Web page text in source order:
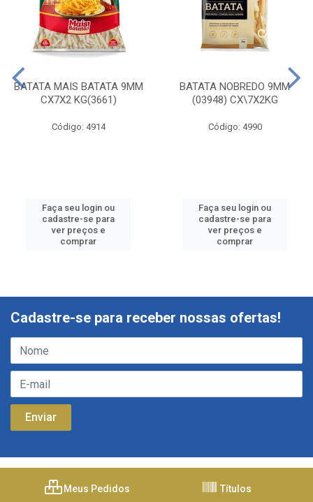
BATATA MAIS BATATA 9MM
CX7X2 KG(3661)
Código: 4914
Faça seu login ou
cadastre-se para
ver preços e
comprar
BATATA NOBREDO 9MM
(03948) CX\7X2KG
Código: 4990
Faça seu login ou
cadastre-se para
ver preços e
comprar
Cadastre-se para receber nossas ofertas!
Meus Pedidos Títulos